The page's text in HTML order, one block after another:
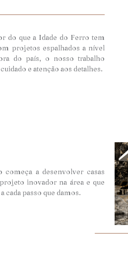
do que a Idade do Ferro tem
projetos espalhados a nível
do país, o nosso trabalho
e atenção aos detalhes.
começa a desenvolver casas
inovador na área e que
cada passo que damos.